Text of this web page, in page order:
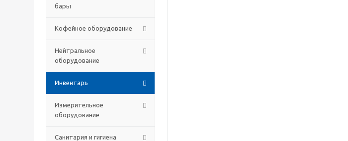
бары
Кофейное оборудование
Нейтральное
оборудование
Инвентарь
Измерительное
оборудование
Санитария и гигиена